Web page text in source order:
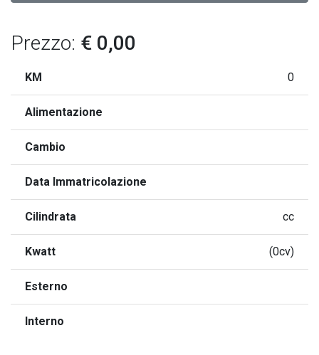
Prezzo: € 0,00
KM 0
Alimentazione
Cambio
Data Immatricolazione
Cilindrata cc
Kwatt (0cv)
Esterno
Interno